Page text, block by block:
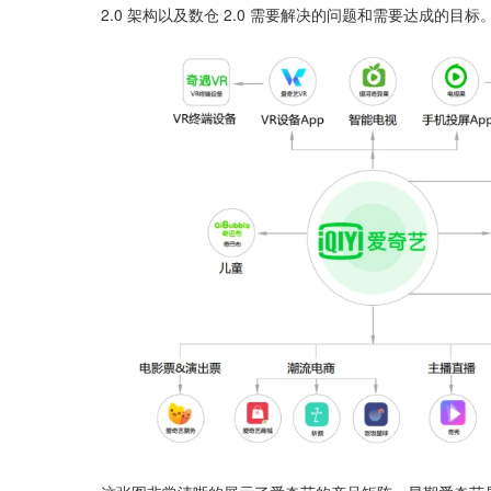
2.0 架构以及数仓 2.0 需要解决的问题和需要达成的目标